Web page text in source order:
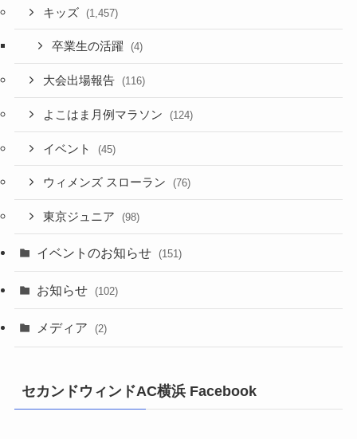
キッズ (1,457)
卒業生の活躍 (4)
大会出場報告 (116)
よこはま月例マラソン (124)
イベント (45)
ウィメンズ スローラン (76)
東京ジュニア (98)
イベントのお知らせ (151)
お知らせ (102)
メディア (2)
セカンドウィンドAC横浜 Facebook